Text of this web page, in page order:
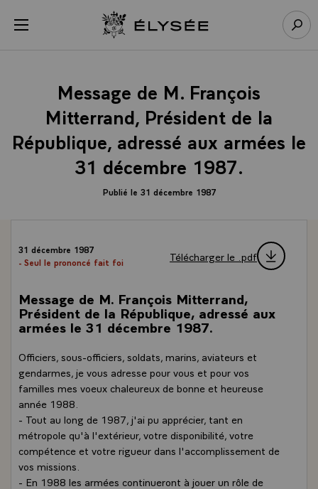
menu Retour à l’accueil Élysée
Message de M. François
Mitterrand, Président de la
République, adressé aux armées le
31 décembre 1987.
Publié le 31 décembre 1987
31 décembre 1987
- Seul le prononcé fait foi
Télécharger le .pdf
Message de M. François Mitterrand,
Président de la République, adressé aux
armées le 31 décembre 1987.
Officiers, sous-officiers, soldats, marins, aviateurs et
gendarmes, je vous adresse pour vous et pour vos
familles mes voeux chaleureux de bonne et heureuse
année 1988.
- Tout au long de 1987, j'ai pu apprécier, tant en
métropole qu'à l'extérieur, votre disponibilité, votre
compétence et votre rigueur dans l'accomplissement de
vos missions.
- En 1988 les armées continueront à jouer un rôle de
Panneau de gestion des cookies